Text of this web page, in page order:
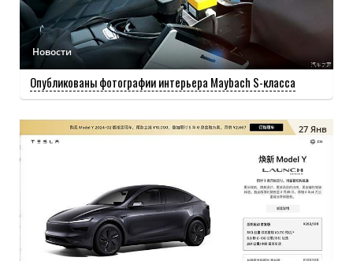
Опубликован эскиз интерьера Yangwang U7
Новости
Опубликованы фотографии интерьера Maybach S-класса
27 Янв